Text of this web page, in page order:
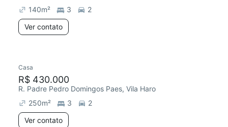
140m² 3
2
Ver contato
Casa
R$ 430.000
R. Padre Pedro Domingos Paes, Vila Haro
250m² 3
2
Ver contato